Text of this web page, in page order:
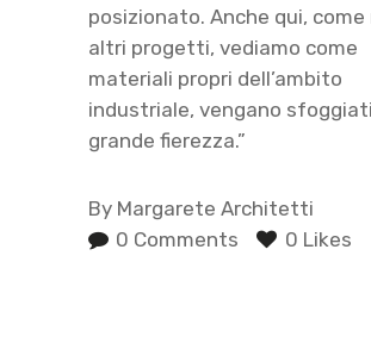
posizionato. Anche qui, come
altri progetti, vediamo come
materiali propri dell’ambito
industriale, vengano
grande fierezza.”
By Margarete Architetti
0 Comments
0 Likes